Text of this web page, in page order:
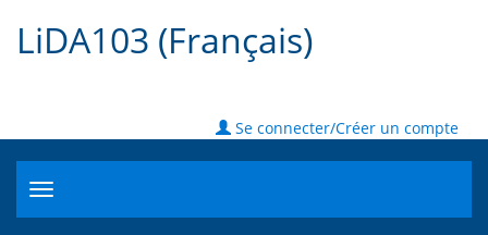
LiDA103 (Français)
Se connecter/Créer un compte
Toggle
navigation